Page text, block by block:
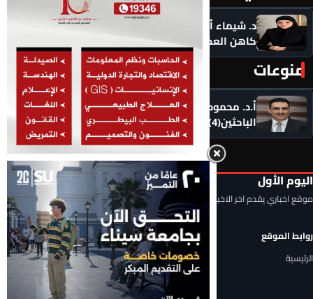
د. شيماء أحمدين تكتب .. حين يصبح الذكاء الاصطناعي
كاهن العصر: هل نستبدل التأمل بالاستهلاك؟
منوعات المزيد ‹
أ.د. محمود السعيد يكتب .. التحديات التي تواجه شباب
الباحثين(4)
اليوم الأول
موقع اخباري يقدم اخر الاخبار المحلية والعربية والعالمية
روابط الموقع
الرئيسية